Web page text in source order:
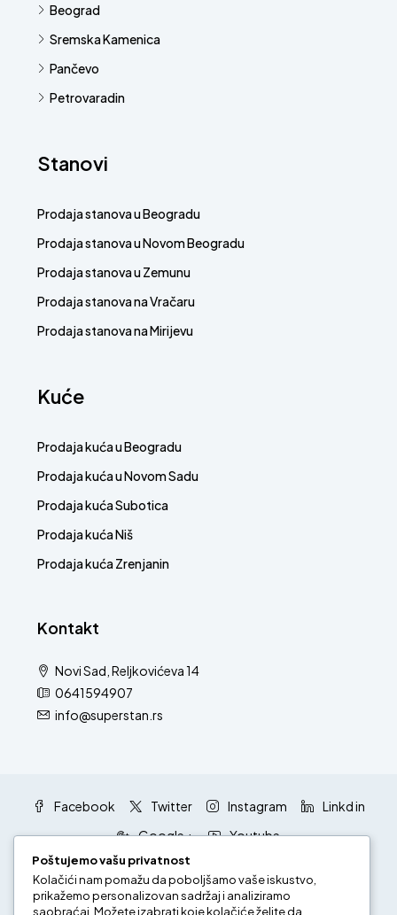
Beograd
Sremska Kamenica
Pančevo
Petrovaradin
Stanovi
Prodaja stanova u Beogradu
Prodaja stanova u Novom Beogradu
Prodaja stanova u Zemunu
Prodaja stanova na Vračaru
Prodaja stanova na Mirijevu
Kuće
Prodaja kuća u Beogradu
Prodaja kuća u Novom Sadu
Prodaja kuća Subotica
Prodaja kuća Niš
Prodaja kuća Zrenjanin
Kontakt
Novi Sad, Reljkovićeva 14
0641594907
info@superstan.rs
Facebook Twitter Instagram
Linkd in
Google +
Youtube
Poštujemo vašu privatnost
Kolačići nam pomažu da poboljšamo vaše iskustvo,
prikažemo personalizovan sadržaj i analiziramo
saobraćaj. Možete izabrati koje kolačiće želite da